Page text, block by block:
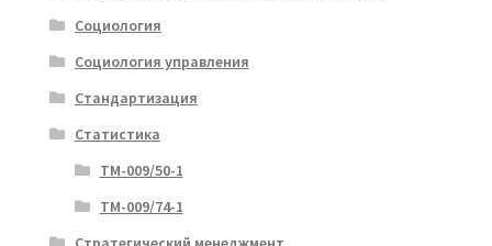
Социология
Социология управления
Стандартизация
Статистика
ТМ-009/50-1
ТМ-009/74-1